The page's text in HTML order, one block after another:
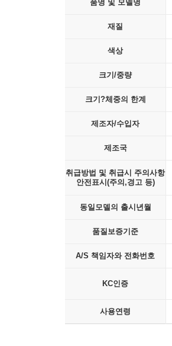
품명 및 모델명
재질
색상
크기/중량
크기?체중의 한계
제조자/수입자
제조국
취급방법 및 취급시 주의사항
안전표시(주의,경고 등)
동일모델의 출시년월
품질보증기준
A/S 책임자와 전화번호
KC인증
사용연령